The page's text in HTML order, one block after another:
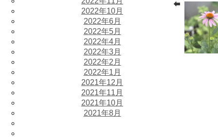
2022年10月
2022年6月
2022年5月
2022年4月
2022年3月
2022年2月
2022年1月
2021年12月
2021年11月
2021年10月
2021年8月